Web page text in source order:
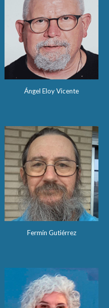
Ángel Eloy Vicente
Fermín Gutiérrez